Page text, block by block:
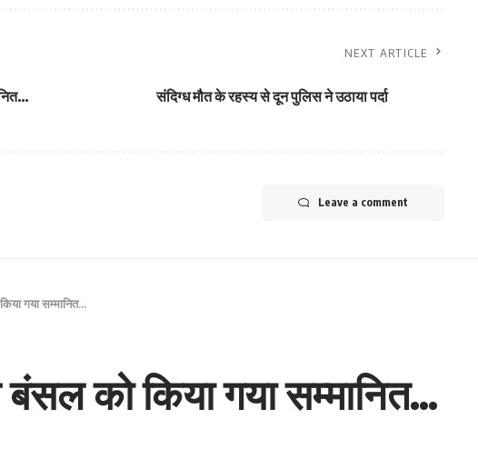
NEXT ARTICLE
संदिग्ध मौत के रहस्य से दून पुलिस ने उठाया पर्दा
Leave a comment
गया सम्मानित…
को किया गया सम्मानित…